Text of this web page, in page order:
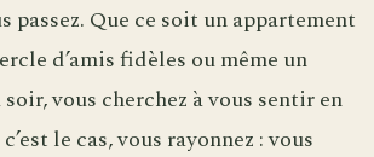
passez. Que ce soit un appartement
d’amis fidèles ou même un
vous cherchez à vous sentir en
le cas, vous rayonnez : vous